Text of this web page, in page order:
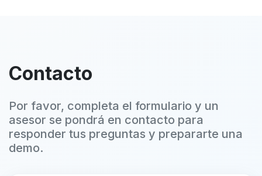
Contacto
Por favor, completa el formulario y un
asesor se pondrá en contacto para
responder tus preguntas y prepararte una
demo.